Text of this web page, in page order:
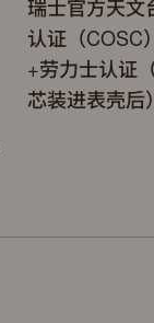
瑞士官方天文
认证（COSC
+劳力士认证
芯装进表壳后